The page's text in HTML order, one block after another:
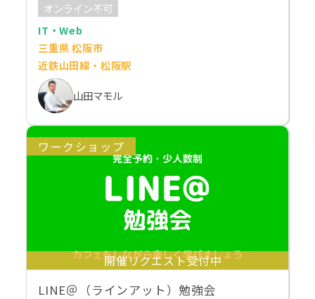
オンライン不可
IT・Web
三重県 松阪市
近鉄山田線・松阪駅
山田マモル
ワークショップ
開催リクエスト受付中
LINE＠（ラインアット）勉強会